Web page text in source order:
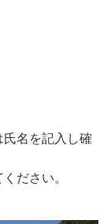
名を記入し確
ださい。